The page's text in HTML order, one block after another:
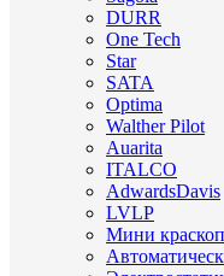
DURR
One Tech
Star
SATA
Optima
Walther Pilot
Auarita
ITALCO
AdwardsDavis
LVLP
Мини